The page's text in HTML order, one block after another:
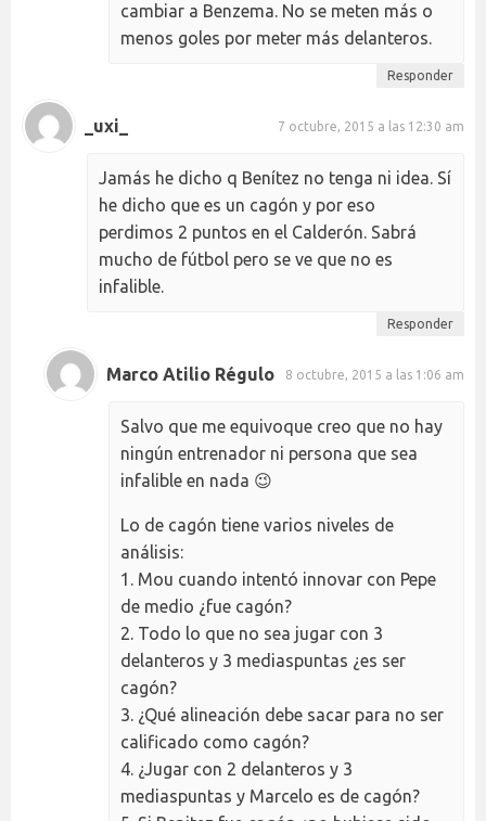
cambiar a Benzema. No se meten más o
menos goles por meter más delanteros.
Responder
_uxi_ 7 octubre, 2015 a las 12:30 am
Jamás he dicho q Benítez no tenga ni idea. Sí
he dicho que es un cagón y por eso
perdimos 2 puntos en el Calderón. Sabrá
mucho de fútbol pero se ve que no es
infalible.
Responder
Marco Atilio Régulo 8 octubre, 2015 a las 1:06 am
Salvo que me equivoque creo que no hay
ningún entrenador ni persona que sea
infalible en nada 😉
Lo de cagón tiene varios niveles de
análisis:
1. Mou cuando intentó innovar con Pepe
de medio ¿fue cagón?
2. Todo lo que no sea jugar con 3
delanteros y 3 mediaspuntas ¿es ser
cagón?
3. ¿Qué alineación debe sacar para no ser
calificado como cagón?
4. ¿Jugar con 2 delanteros y 3
mediaspuntas y Marcelo es de cagón?